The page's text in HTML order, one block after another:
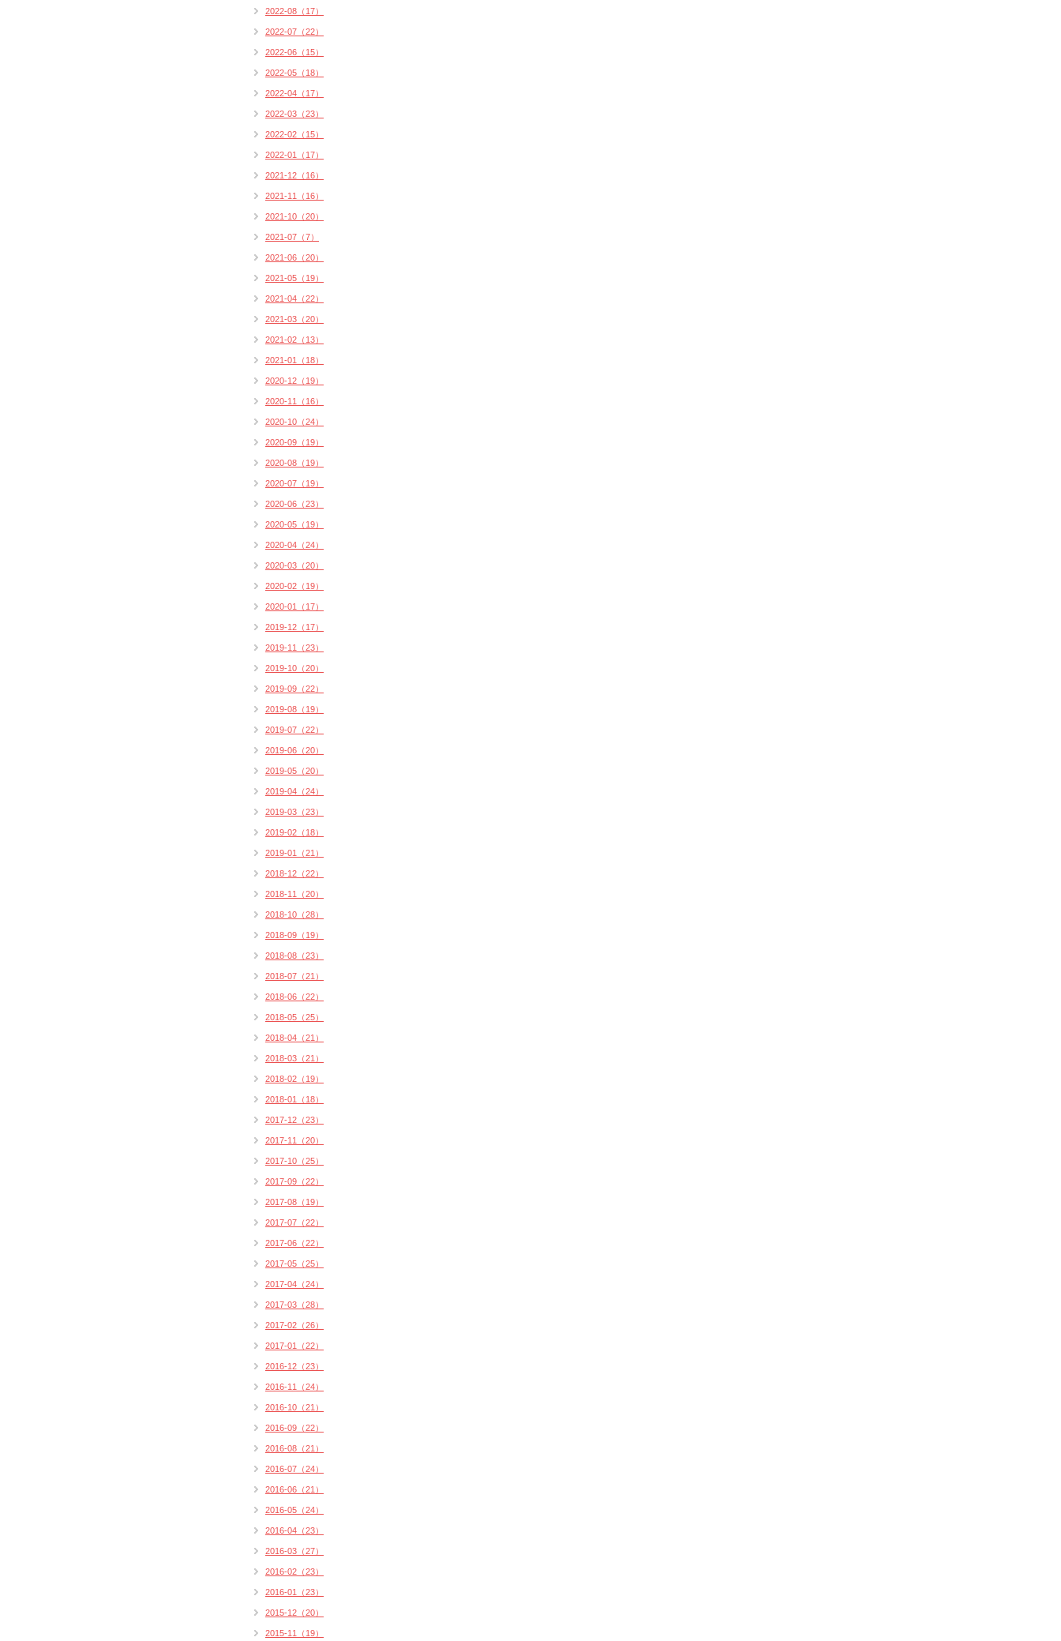
2022-08（17）
2022-07（22）
2022-06（15）
2022-05（18）
2022-04（17）
2022-03（23）
2022-02（15）
2022-01（17）
2021-12（16）
2021-11（16）
2021-10（20）
2021-07（7）
2021-06（20）
2021-05（19）
2021-04（22）
2021-03（20）
2021-02（13）
2021-01（18）
2020-12（19）
2020-11（16）
2020-10（24）
2020-09（19）
2020-08（19）
2020-07（19）
2020-06（23）
2020-05（19）
2020-04（24）
2020-03（20）
2020-02（19）
2020-01（17）
2019-12（17）
2019-11（23）
2019-10（20）
2019-09（22）
2019-08（19）
2019-07（22）
2019-06（20）
2019-05（20）
2019-04（24）
2019-03（23）
2019-02（18）
2019-01（21）
2018-12（22）
2018-11（20）
2018-10（28）
2018-09（19）
2018-08（23）
2018-07（21）
2018-06（22）
2018-05（25）
2018-04（21）
2018-03（21）
2018-02（19）
2018-01（18）
2017-12（23）
2017-11（20）
2017-10（25）
2017-09（22）
2017-08（19）
2017-07（22）
2017-06（22）
2017-05（25）
2017-04（24）
2017-03（28）
2017-02（26）
2017-01（22）
2016-12（23）
2016-11（24）
2016-10（21）
2016-09（22）
2016-08（21）
2016-07（24）
2016-06（21）
2016-05（24）
2016-04（23）
2016-03（27）
2016-02（23）
2016-01（23）
2015-12（20）
2015-11（19）